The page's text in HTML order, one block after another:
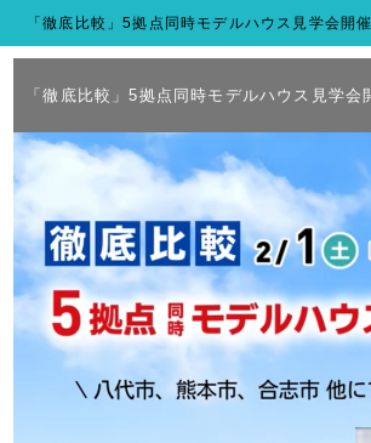
「徹底比較」5拠点同時モデルハウス見学会開催
「徹底比較」5拠点同時モデルハウス見学会